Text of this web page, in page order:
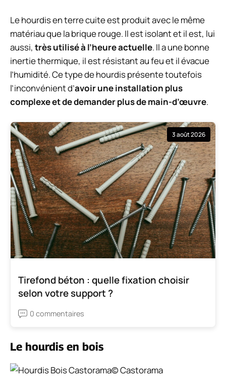
Le hourdis en terre cuite est produit avec le même
matériau que la brique rouge. Il est isolant et il est, lui
aussi, très utilisé à l’heure actuelle. Il a une bonne
inertie thermique, il est résistant au feu et il évacue
l’humidité. Ce type de hourdis présente toutefois
l’inconvénient d’avoir une installation plus
complexe et de demander plus de main-d’œuvre.
3 août 2026
Tirefond béton : quelle fixation choisir
selon votre support ?
0 commentaires
Le hourdis en bois
© Castorama